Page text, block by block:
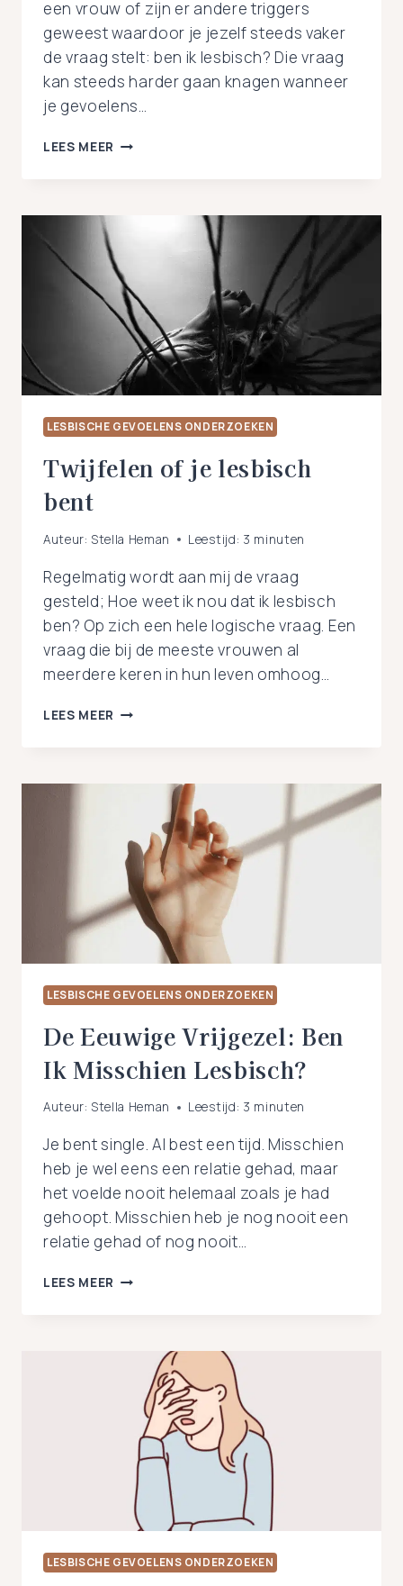
een vrouw of zijn er andere triggers
geweest waardoor je jezelf steeds vaker
de vraag stelt: ben ik lesbisch? Die vraag
kan steeds harder gaan knagen wanneer
je gevoelens…
LEES MEER WANNEER
HART
OP
ÉÉN
LIJN
LIGGEN
LESBISCHE GEVOELENS ONDERZOEKEN
Twijfelen of je lesbisch
bent
Auteur: Stella Heman Leestijd: 3 minuten
Regelmatig wordt aan mij de vraag
gesteld; Hoe weet ik nou dat ik lesbisch
ben? Op zich een hele logische vraag. Een
vraag die bij de meeste vrouwen al
meerdere keren in hun leven omhoog…
LEES MEER TWIJFELEN
LESBISCHE GEVOELENS ONDERZOEKEN
De Eeuwige Vrijgezel: Ben
Ik Misschien Lesbisch?
Auteur: Stella Heman Leestijd: 3 minuten
Je bent single. Al best een tijd. Misschien
heb je wel eens een relatie gehad, maar
het voelde nooit helemaal zoals je had
gehoopt. Misschien heb je nog nooit een
relatie gehad of nog nooit…
LEES MEER DE
MISSCHIEN
LESBISCH?
LESBISCHE GEVOELENS ONDERZOEKEN